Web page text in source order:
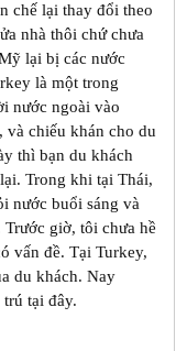
chế lại thay đổi theo
nhà thôi chứ chưa
lại bị các nước
là một trong
nước ngoài vào
và chiếu khán cho du
thì bạn du khách
Trong khi tại Thái,
nước buổi sáng và
giờ, tôi chưa hề
vấn đề. Tại Turkey,
du khách. Nay
tại đây.